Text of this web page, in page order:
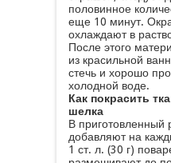
половинное
еще 10 минут.
охлаждают в
После этого
из красильной
стечь и хорошо
холодной воде.
Как покрасить
шелка
В приготовленный
добавляют на
1 ст. л. (30 г)